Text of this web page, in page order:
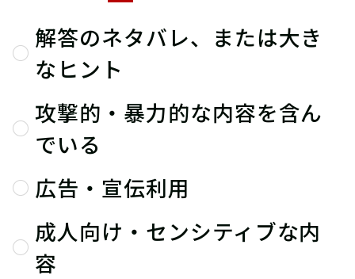
解答のネタバレ、または大き
なヒント
攻撃的・暴力的な内容を含ん
でいる
広告・宣伝利用
成人向け・センシティブな内
容